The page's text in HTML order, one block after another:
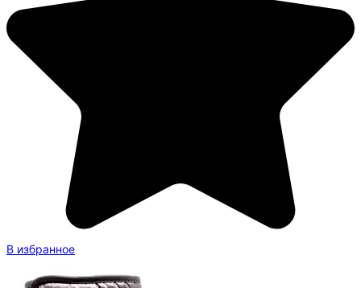
В избранное